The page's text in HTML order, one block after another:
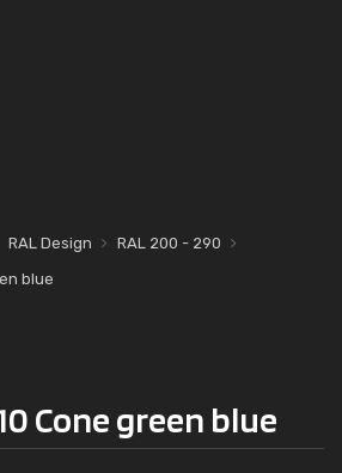
RAL Design
RAL 200 - 290
blue
Cone green blue